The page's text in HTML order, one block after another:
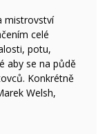
mistrovství
celé
potu,
aby se na půdě
Konkrétně
Welsh,